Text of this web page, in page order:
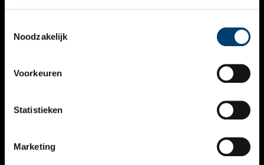
Noodzakelijk
Voorkeuren
Statistieken
Marketing
ACTIVITEITEN
NIEUWSBRIEF